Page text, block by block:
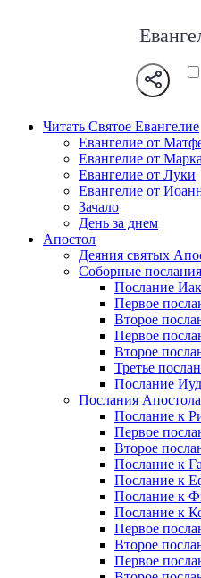
Читать Святое Евангелие
Евангелие от
Евангелие от Марка
Евангелие от Луки
Евангелие от
Зачало
День за днем
Апостол
Деяния святых
Соборные
Послание
Первое
Второе
Первое
Второе
Третье
Послание
Послания
Послание к
Первое
Второе
Послание к
Послание к
Послание к
Послание к
Первое
Второе
Первое